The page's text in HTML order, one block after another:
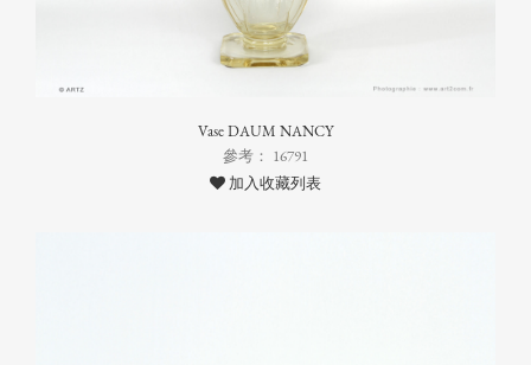
Vase DAUM NANCY
參考： 16791
加入收藏列表